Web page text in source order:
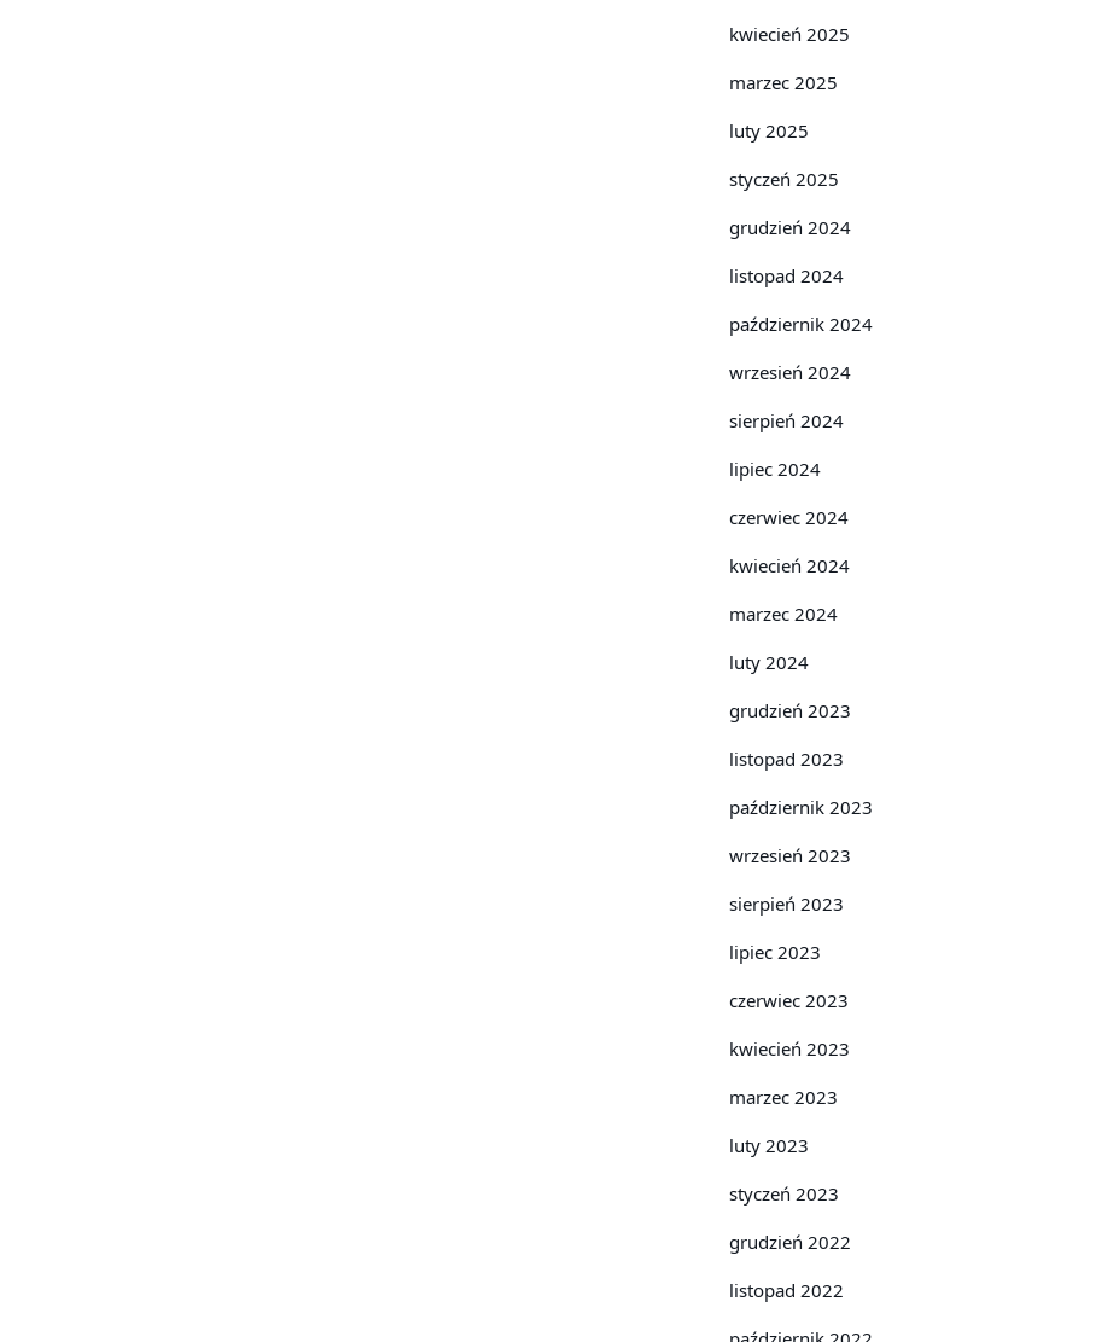
kwiecień 2025
marzec 2025
luty 2025
styczeń 2025
grudzień 2024
listopad 2024
październik 2024
wrzesień 2024
sierpień 2024
lipiec 2024
czerwiec 2024
kwiecień 2024
marzec 2024
luty 2024
grudzień 2023
listopad 2023
październik 2023
wrzesień 2023
sierpień 2023
lipiec 2023
czerwiec 2023
kwiecień 2023
marzec 2023
luty 2023
styczeń 2023
grudzień 2022
listopad 2022